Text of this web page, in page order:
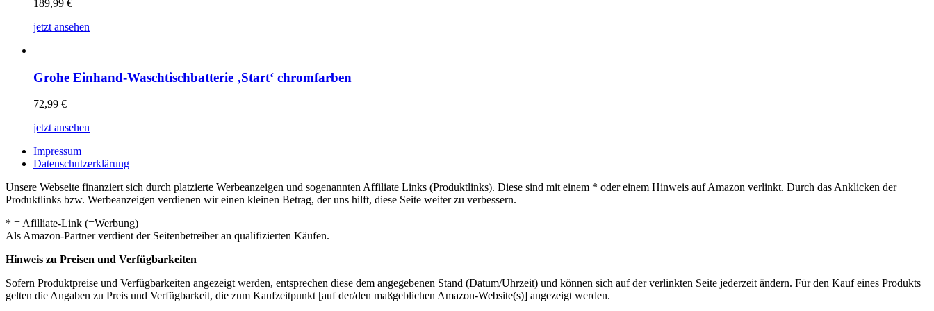
189,99 €
jetzt ansehen
Grohe Einhand-Waschtischbatterie ‚Start‘ chromfarben
72,99 €
jetzt ansehen
Impressum
Datenschutzerklärung
Unsere Webseite finanziert sich durch platzierte Werbeanzeigen und sogenannten Affiliate Links (Produktlinks). Diese sind mit einem * oder einem Hinweis auf Amazon verlinkt. Durch das Anklicken der
Produktlinks bzw. Werbeanzeigen verdienen wir einen kleinen Betrag, der uns hilft, diese Seite weiter zu verbessern.
* = Afilliate-Link (=Werbung)
Als Amazon-Partner verdient der Seitenbetreiber an qualifizierten Käufen.
Hinweis zu Preisen und Verfügbarkeiten
Sofern Produktpreise und Verfügbarkeiten angezeigt werden, entsprechen diese dem angegebenen Stand (Datum/Uhrzeit) und können sich auf der verlinkten Seite jederzeit ändern. Für den Kauf eines Produkts
gelten die Angaben zu Preis und Verfügbarkeit, die zum Kaufzeitpunkt [auf der/den maßgeblichen Amazon-Website(s)] angezeigt werden.